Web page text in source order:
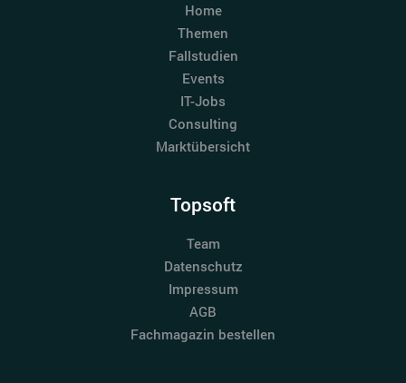
Home
Themen
Fallstudien
Events
IT-Jobs
Consulting
Marktübersicht
Topsoft
Team
Datenschutz
Impressum
AGB
Fachmagazin bestellen